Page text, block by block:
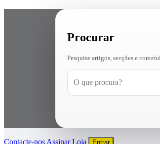
Procurar
Pesquise artigos, secções e
Contacte-nos AssinarLoja Entrar